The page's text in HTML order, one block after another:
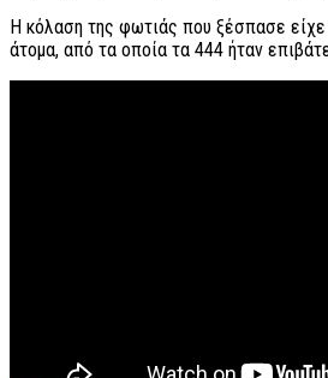
Η κόλαση της φωτιάς που ξέσπασε είχε
άτομα, από τα οποία τα 444 ήταν